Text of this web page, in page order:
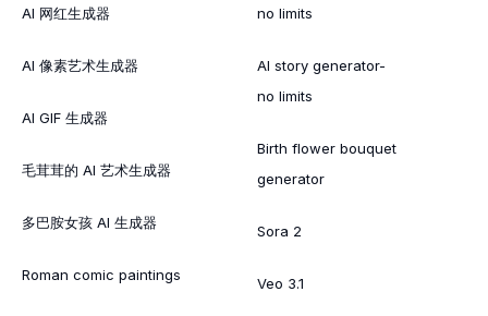
AI 网红生成器
AI 像素艺术生成器
AI GIF 生成器
毛茸茸的 AI 艺术生成器
多巴胺女孩 AI 生成器
Roman comic paintings
no limits
AI story generator-
no limits
Birth flower bouquet
generator
Sora 2
Veo 3.1